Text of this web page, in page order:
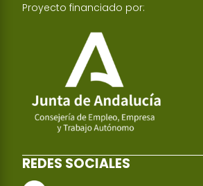
Proyecto financiado por:
REDES SOCIALES